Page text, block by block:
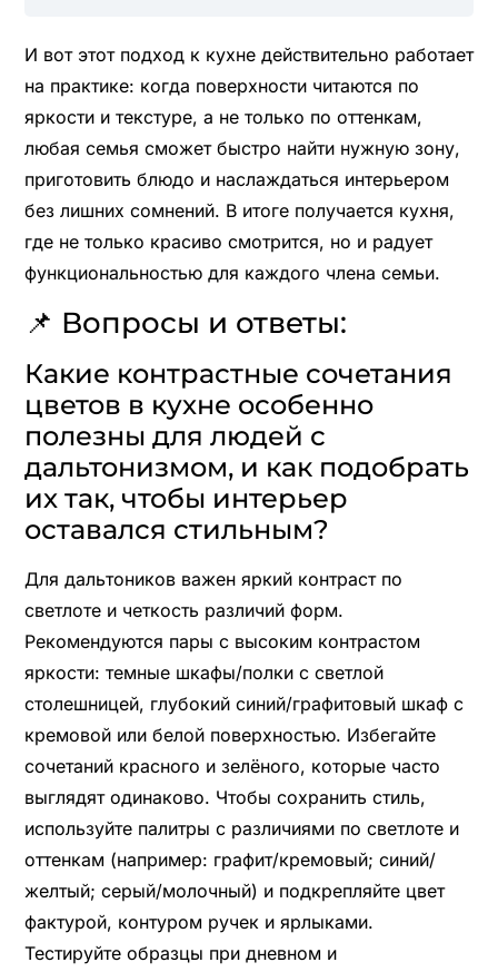
И вот этот подход к кухне действительно работает
на практике: когда поверхности читаются по
яркости и текстуре, а не только по оттенкам,
любая семья сможет быстро найти нужную зону,
приготовить блюдо и наслаждаться интерьером
без лишних сомнений. В итоге получается кухня,
где не только красиво смотрится, но и радует
функциональностью для каждого члена семьи.
📌 Вопросы и ответы:
Какие контрастные сочетания
цветов в кухне особенно
полезны для людей с
дальтонизмом, и как подобрать
их так, чтобы интерьер
оставался стильным?
Для дальтоников важен яркий контраст по
светлоте и четкость различий форм.
Рекомендуются пары с высоким контрастом
яркости: темные шкафы/полки с светлой
столешницей, глубокий синий/графитовый шкаф с
кремовой или белой поверхностью. Избегайте
сочетаний красного и зелёного, которые часто
выглядят одинаково. Чтобы сохранить стиль,
используйте палитры с различиями по светлоте и
оттенкам (например: графит/кремовый; синий/
желтый; серый/молочный) и подкрепляйте цвет
фактурой, контуром ручек и ярлыками.
Тестируйте образцы при дневном и